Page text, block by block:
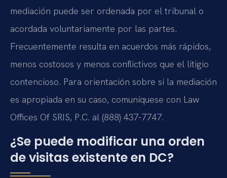
mediación puede ser ordenada por el tribunal o
acordada voluntariamente por las partes.
Frecuentemente resulta en acuerdos más rápidos,
menos costosos y menos conflictivos que el litigio
contencioso. Para orientación sobre si la mediación
es apropiada en su caso, comuníquese con Law
Offices Of SRIS, P.C. al (888) 437-7747.
¿Se puede modificar una orden
de visitas existente en DC?